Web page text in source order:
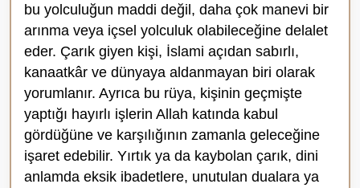
bu yolculuğun maddi değil, daha çok manevi bir
arınma veya içsel yolculuk olabileceğine delalet
eder. Çarık giyen kişi, İslami açıdan sabırlı,
kanaatkâr ve dünyaya aldanmayan biri olarak
yorumlanır. Ayrıca bu rüya, kişinin geçmişte
yaptığı hayırlı işlerin Allah katında kabul
gördüğüne ve karşılığının zamanla geleceğine
işaret edebilir. Yırtık ya da kaybolan çarık, dini
anlamda eksik ibadetlere, unutulan dualara ya